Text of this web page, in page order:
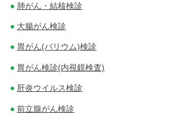
肺がん・結核検診
大腸がん検診
胃がん(バリウム)検診
胃がん検診(内視鏡検査)
肝炎ウイルス検診
前立腺がん検診